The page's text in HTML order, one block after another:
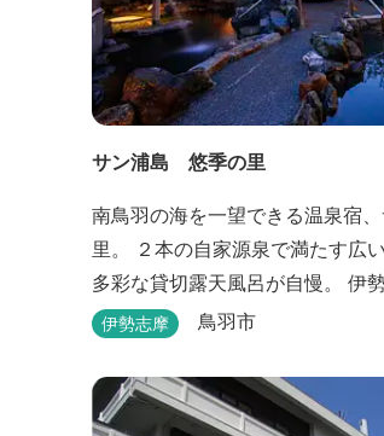
サン浦島 悠季の里
南鳥羽の海を一望できる温泉宿
里。 ２本の自家源泉で満たす広
多彩な貸切露天風呂が自慢。 伊勢神宮への観光や、
水族館、志摩スペイン村など、伊
を彩ります。 ～大浴場「まろびね庵」～ 敷地内よ
り湧出する二つの源泉「珠光の湯
伊勢志摩 鳥羽市